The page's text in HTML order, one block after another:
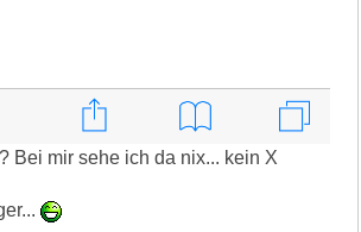
Bei mir sehe ich da nix... kein X